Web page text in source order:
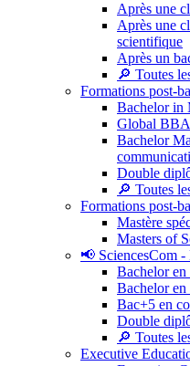
Après une
Après une
scientifique
Après un
🔎 Toutes
Formations post-
Bachelor in
Global BBA
Bachelor
Double
🔎 Toutes
Formations post-
Mastère
Masters of
📢 SciencesCom
Bachelor
Bachelor
Bac+5 en
Double
🔎 Toutes
Executive